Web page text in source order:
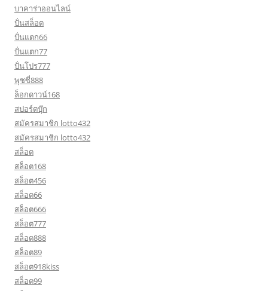
บาคาร่าออนไลน์
ปั่นสล็อต
ปั่นแตก66
ปั่นแตก77
ปั่นโปร777
พุซซี่888
ล็อกดาวน์168
สปอร์ตบุ๊ก
สมัครสมาชิก lotto432
สมัครสมาชิก lotto432
สล็อต
สล็อต168
สล็อต456
สล็อต66
สล็อต666
สล็อต777
สล็อต888
สล็อต89
สล็อต918kiss
สล็อต99